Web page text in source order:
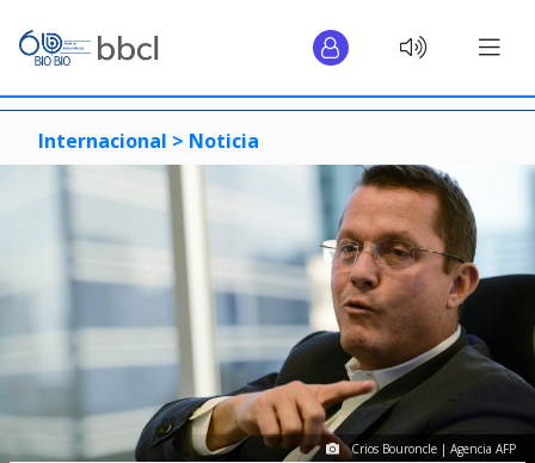
Internacional > Noticia
Crios Bouroncle | Agencia AFP